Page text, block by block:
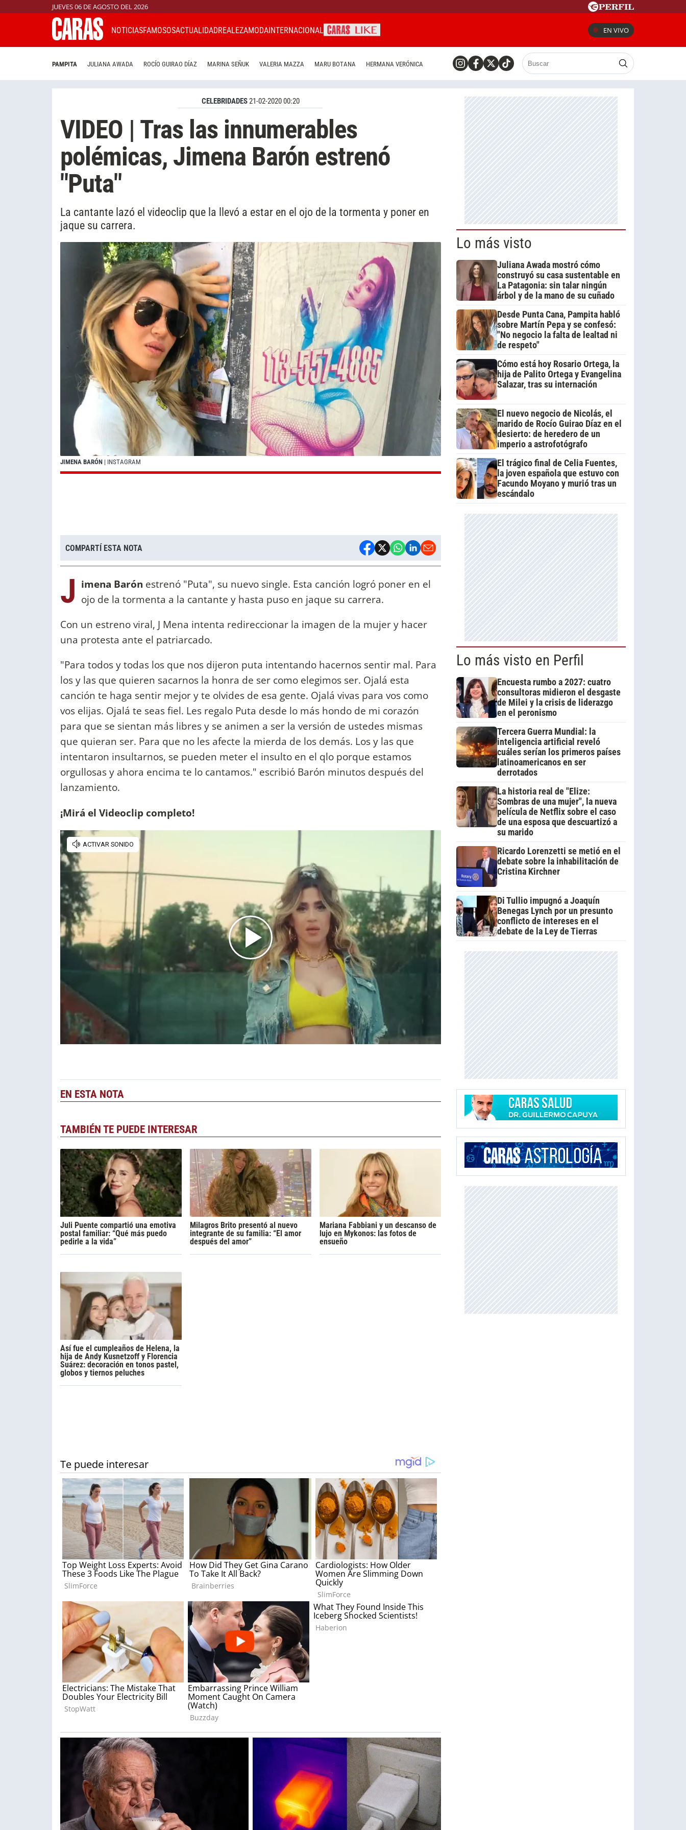
JUEVES 06 DE AGOSTO DEL 2026
NOTICIASFAMOSOSACTUALIDADREALEZAMODAINTERNACIONAL EN VIVO
PAMPITA JULIANA AWADA ROCÍO GUIRAO DÍAZ MARINA SEÑUK VALERIA MAZZA MARU BOTANA HERMANA VERÓNICA
CELEBRIDADES21-02-2020 00:20
VIDEO | Tras las innumerables
polémicas, Jimena Barón estrenó
"Puta"
La cantante lazó el videoclip que la llevó a estar en el ojo de la tormenta y poner en
jaque su carrera.
JIMENA BARÓN | INSTAGRAM
COMPARTÍ ESTA NOTA
J imena Barón estrenó "Puta", su nuevo single. Esta canción logró poner en el
ojo de la tormenta a la cantante y hasta puso en jaque su carrera.
Con un estreno viral, J Mena intenta redireccionar la imagen de la mujer y hacer
una protesta ante el patriarcado.
"Para todos y todas los que nos dijeron puta intentando hacernos sentir mal. Para
los y las que quieren sacarnos la honra de ser como elegimos ser. Ojalá esta
canción te haga sentir mejor y te olvides de esa gente. Ojalá vivas para vos como
vos elijas. Ojalá te seas fiel. Les regalo Puta desde lo más hondo de mi corazón
para que se sientan más libres y se animen a ser la versión de ustedes mismas
que quieran ser. Para que no les afecte la mierda de los demás. Los y las que
intentaron insultarnos, se pueden meter el insulto en el qlo porque estamos
orgullosas y ahora encima te lo cantamos." escribió Barón minutos después del
lanzamiento.
¡Mirá el Videoclip completo!
EN ESTA NOTA
TAMBIÉN TE PUEDE INTERESAR
Juli Puente compartió una emotiva
postal familiar: “Qué más puedo
pedirle a la vida”
Milagros Brito presentó al nuevo
integrante de su familia: “El amor
después del amor”
Mariana Fabbiani y un descanso de
lujo en Mykonos: las fotos de
ensueño
Así fue el cumpleaños de Helena, la
hija de Andy Kusnetzoff y Florencia
Suárez: decoración en tonos pastel,
globos y tiernos peluches
Lo más visto
Juliana Awada mostró cómo
construyó su casa sustentable en
La Patagonia: sin talar ningún
árbol y de la mano de su cuñado
Desde Punta Cana, Pampita habló
sobre Martín Pepa y se confesó:
"No negocio la falta de lealtad ni
de respeto"
Cómo está hoy Rosario Ortega, la
hija de Palito Ortega y Evangelina
Salazar, tras su internación
El nuevo negocio de Nicolás, el
marido de Rocío Guirao Díaz en el
desierto: de heredero de un
imperio a astrofotógrafo
El trágico final de Celia Fuentes,
la joven española que estuvo con
Facundo Moyano y murió tras un
escándalo
Lo más visto en Perfil
Encuesta rumbo a 2027: cuatro
consultoras midieron el desgaste
de Milei y la crisis de liderazgo
en el peronismo
Tercera Guerra Mundial: la
inteligencia artificial reveló
cuáles serían los primeros países
latinoamericanos en ser
derrotados
La historia real de "Elize:
Sombras de una mujer", la nueva
película de Netflix sobre el caso
de una esposa que descuartizó a
su marido
Ricardo Lorenzetti se metió en el
debate sobre la inhabilitación de
Cristina Kirchner
Di Tullio impugnó a Joaquín
Benegas Lynch por un presunto
conflicto de intereses en el
debate de la Ley de Tierras